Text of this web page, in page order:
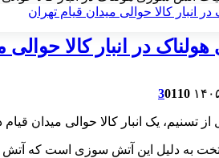
در انبار کالا حوالی
30110
انبار کالا حوالی میدان قیام در منطقه ۱۲ تهران دچار
به دلیل این آتش سوزی است که